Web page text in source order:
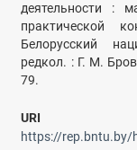
деятельности :
практической
Белорусский
редкол. : Г. М.
79.
URI
https://